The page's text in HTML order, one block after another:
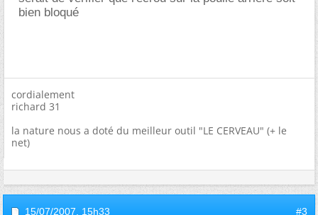
bien bloqué
cordialement
richard 31
la nature nous a doté du meilleur outil "LE CERVEAU" (+ le
net)
15/07/2007, 15h33 #3